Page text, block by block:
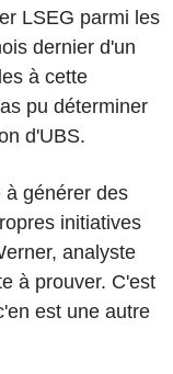
LSEG parmi les
dernier d'un
à cette
pu déterminer
d'UBS.
à générer des
initiatives
analyste
à prouver. C'est
est une autre